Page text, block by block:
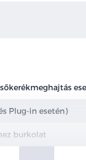
Plug-in esetén)
burkolat